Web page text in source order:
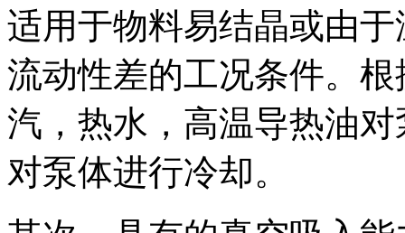
适用于物料易结晶或由
流动性差的工况条件。
汽，热水，高温导热油
对泵体进行冷却。